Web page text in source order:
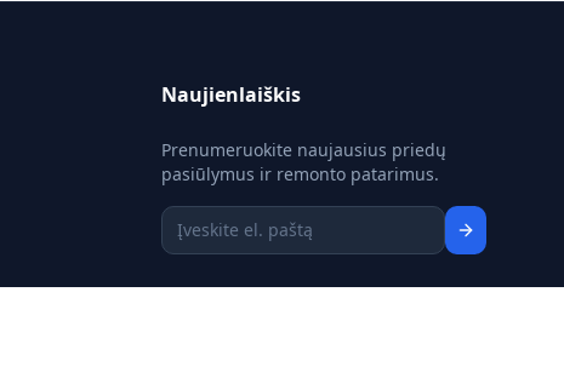
Naujienlaiškis
Prenumeruokite naujausius priedų
pasiūlymus ir remonto patarimus.